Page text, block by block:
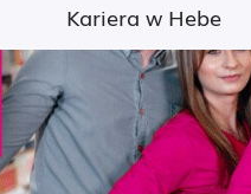
Kariera w Hebe